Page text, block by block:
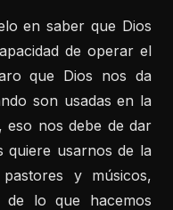
en saber que Dios
de operar el
que Dios nos da
son usadas en la
eso nos debe de dar
quiere usarnos de la
y músicos,
lo que hacemos